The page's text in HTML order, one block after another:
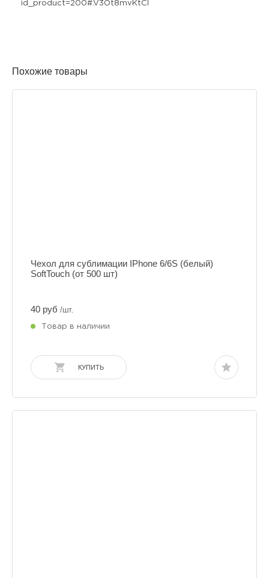
id_product=200#.V3Ot8mvKtCI
Похожие товары
Чехол для сублимации IPhone 6/6S (белый)
SoftTouch (от 500 шт)
40 руб /шт.
Товар в наличии
КУПИТЬ